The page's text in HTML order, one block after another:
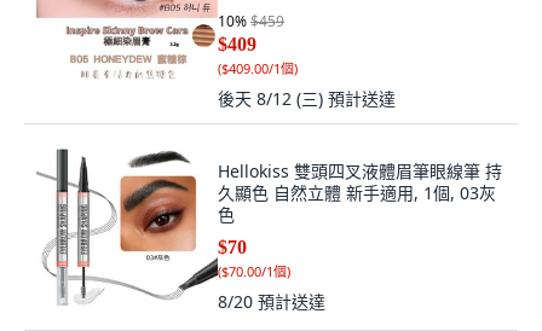
10%$459
$409
($409.00/1個)
後天 8/12 (三) 預計送達
Hellokiss 雙頭四叉液體眉筆眼線筆 持
久顯色 自然立體 新手適用, 1個, 03灰
色
$70
($70.00/1個)
8/20 預計送達